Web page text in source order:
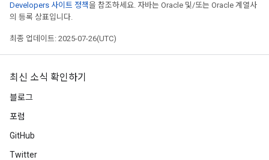
Developers 사이트 정책을 참조하세요. 자바는 Oracle 및/또는 Oracle 계열사
의 등록 상표입니다.
최종 업데이트: 2025-07-26(UTC)
최신 소식 확인하기
블로그
포럼
GitHub
Twitter